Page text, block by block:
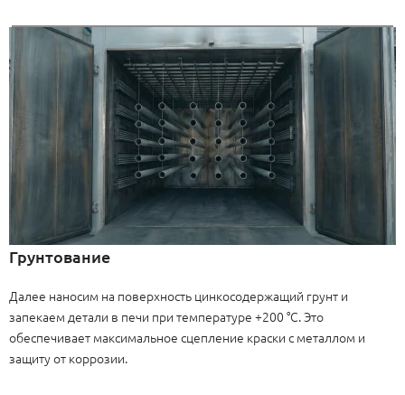
Грунтование
Далее наносим на поверхность цинкосодержащий грунт и
запекаем детали в печи при температуре +200 °C. Это
обеспечивает максимальное сцепление краски с металлом и
защиту от коррозии.